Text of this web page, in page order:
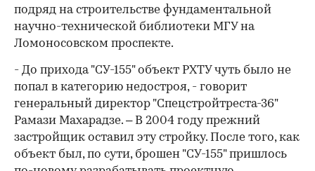
подряд на строительстве фундаментальной
научно-технической библиотеки МГУ на
Ломоносовском проспекте.
- До прихода "СУ-155" объект РХТУ чуть было не
попал в категорию недостроя, - говорит
генеральный директор "Спецстройтреста-36"
Рамази Махарадзе. – В 2004 году прежний
застройщик оставил эту стройку. После того, как
объект был, по сути, брошен "СУ-155" пришлось